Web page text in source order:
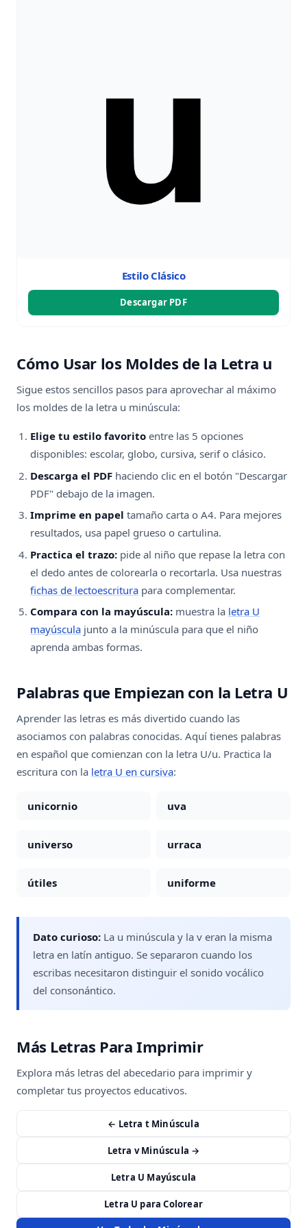
Estilo Clásico
Descargar PDF
Cómo Usar los Moldes de la Letra u
Sigue estos sencillos pasos para aprovechar al máximo
los moldes de la letra u minúscula:
Elige tu estilo favorito entre las 5 opciones
disponibles: escolar, globo, cursiva, serif o clásico.
Descarga el PDF haciendo clic en el botón "Descargar
PDF" debajo de la imagen.
Imprime en papel tamaño carta o A4. Para mejores
resultados, usa papel grueso o cartulina.
Practica el trazo: pide al niño que repase la letra con
el dedo antes de colorearla o recortarla. Usa nuestras
fichas de lectoescritura para complementar.
Compara con la mayúscula: muestra la letra U
mayúscula junto a la minúscula para que el niño
aprenda ambas formas.
Palabras que Empiezan con la Letra U
Aprender las letras es más divertido cuando las
asociamos con palabras conocidas. Aquí tienes palabras
en español que comienzan con la letra U/u. Practica la
escritura con la letra U en cursiva:
unicornio uva
universo urraca
útiles uniforme
Dato curioso: La u minúscula y la v eran la misma
letra en latín antiguo. Se separaron cuando los
escribas necesitaron distinguir el sonido vocálico
del consonántico.
Más Letras Para Imprimir
Explora más letras del abecedario para imprimir y
completar tus proyectos educativos.
← Letra t Minúscula
Letra v Minúscula →
Letra U Mayúscula
Letra U para Colorear